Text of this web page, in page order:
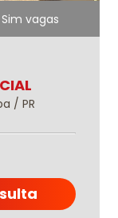
Sim vagas
/ PR